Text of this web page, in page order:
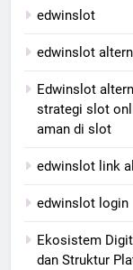
edwinslot
edwinslot
Edwinslot
strategi slot
aman di slot
edwinslot link
edwinslot login
Ekosistem
dan Struktur